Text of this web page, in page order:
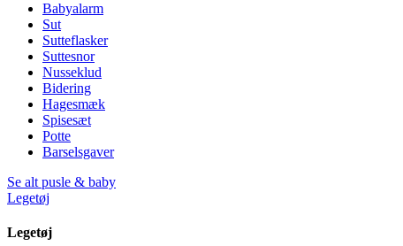
Babyalarm
Sut
Sutteflasker
Suttesnor
Nusseklud
Bidering
Hagesmæk
Spisesæt
Potte
Barselsgaver
Se alt pusle & baby
Legetøj
Legetøj